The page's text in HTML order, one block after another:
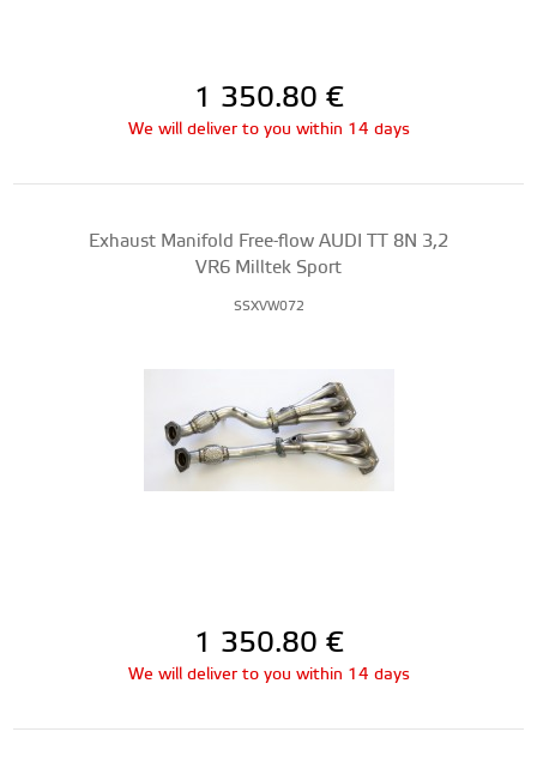
1 350.80 €
We will deliver to you within 14 days
Exhaust Manifold Free-flow AUDI TT 8N 3,2
VR6 Milltek Sport
SSXVW072
1 350.80 €
We will deliver to you within 14 days